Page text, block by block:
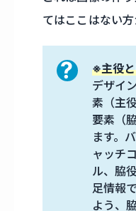
てはここはない方
※主役
デザイ
素（主
要素（
ます。
ャッチ
ル、脇
足情報
よう、